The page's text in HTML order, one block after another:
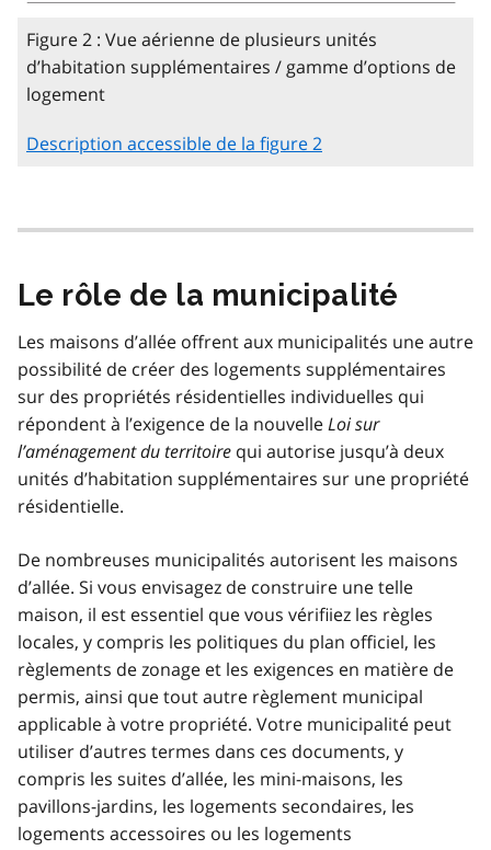
Figure 2 : Vue aérienne de plusieurs unités
d’habitation supplémentaires / gamme d’options de
logement
Description accessible de la figure 2
Le rôle de la municipalité
Les maisons d’allée offrent aux municipalités une autre
possibilité de créer des logements supplémentaires
sur des propriétés résidentielles individuelles qui
répondent à l’exigence de la nouvelleLoi sur
l’aménagement du territoire qui autorise jusqu’à deux
unités d’habitation supplémentaires sur une propriété
résidentielle.
De nombreuses municipalités autorisent les maisons
d’allée. Si vous envisagez de construire une telle
maison, il est essentiel que vous vérifiiez les règles
locales, y compris les politiques du plan officiel, les
règlements de zonage et les exigences en matière de
permis, ainsi que tout autre règlement municipal
applicable à votre propriété. Votre municipalité peut
utiliser d’autres termes dans ces documents, y
compris les suites d’allée, les mini-maisons, les
pavillons-jardins, les logements secondaires, les
logements accessoires ou les logements